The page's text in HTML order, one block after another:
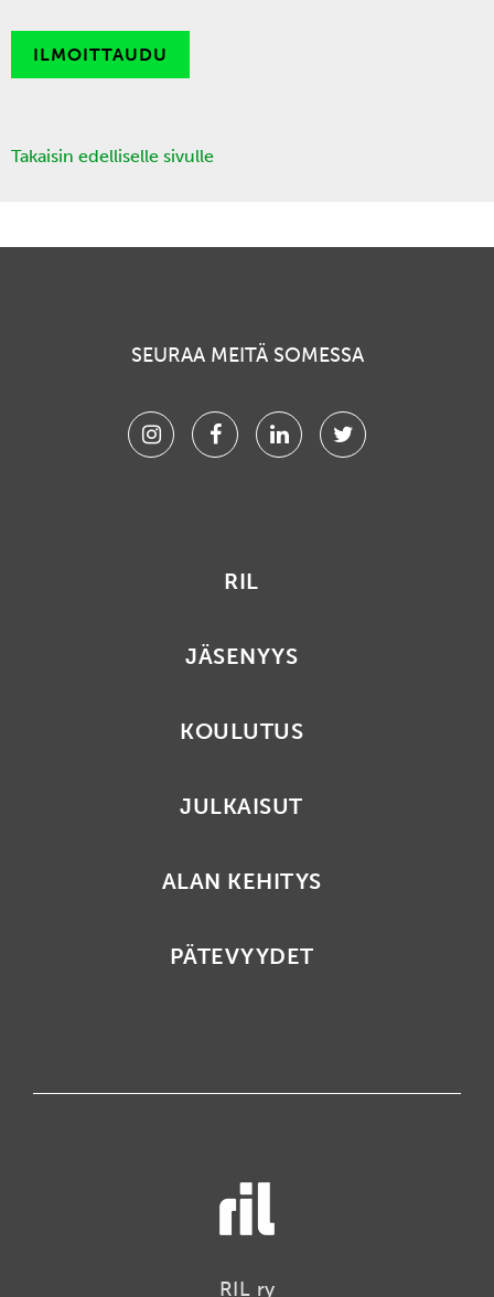
ILMOITTAUDU
Takaisin edelliselle sivulle
SEURAA MEITÄ SOMESSA
InstagramFacebookLinkedinTwitter
RIL
JÄSENYYS
KOULUTUS
JULKAISUT
ALAN KEHITYS
PÄTEVYYDET
RIL ry